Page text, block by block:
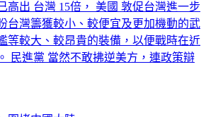
高出 台灣 15倍， 美國 敦促台灣進一步
台灣籌獲較小、較便宜及更加機動的武
等較大、較昂貴的裝備，以便戰時在近
民進黨 當然不敢拂逆美方，連政策辯